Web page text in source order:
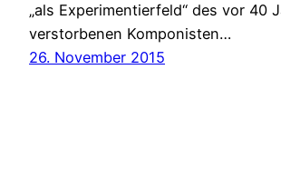
„als Experimentierfeld“ des vor 40
verstorbenen Komponisten…
26. November 2015